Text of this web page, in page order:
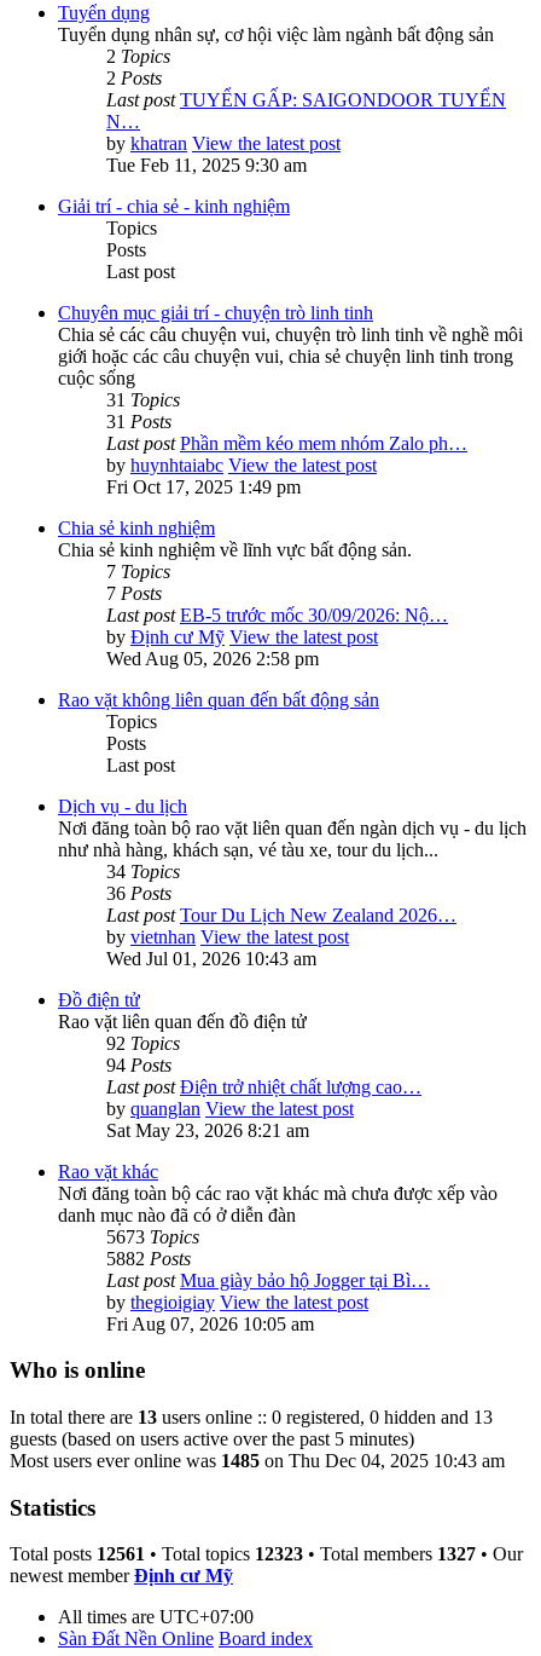
Tuyển dụng
Tuyển dụng nhân sự, cơ hội việc làm ngành bất động sản
2 Topics
2 Posts
Last post TUYỂN GẤP: SAIGONDOOR TUYỂN
N…
by khatran View the latest post
Tue Feb 11, 2025 9:30 am
Giải trí - chia sẻ - kinh nghiệm
Topics
Posts
Last post
Chuyên mục giải trí - chuyện trò linh tinh
Chia sẻ các câu chuyện vui, chuyện trò linh tinh về nghề môi
giới hoặc các câu chuyện vui, chia sẻ chuyện linh tinh trong
cuộc sống
31 Topics
31 Posts
Last post Phần mềm kéo mem nhóm Zalo ph…
by huynhtaiabc View the latest post
Fri Oct 17, 2025 1:49 pm
Chia sẻ kinh nghiệm
Chia sẻ kinh nghiệm về lĩnh vực bất động sản.
7 Topics
7 Posts
Last post EB-5 trước mốc 30/09/2026: Nộ…
by Định cư Mỹ View the latest post
Wed Aug 05, 2026 2:58 pm
Rao vặt không liên quan đến bất động sản
Topics
Posts
Last post
Dịch vụ - du lịch
Nơi đăng toàn bộ rao vặt liên quan đến ngàn dịch vụ - du lịch
như nhà hàng, khách sạn, vé tàu xe, tour du lịch...
34 Topics
36 Posts
Last post Tour Du Lịch New Zealand 2026…
by vietnhan View the latest post
Wed Jul 01, 2026 10:43 am
Đồ điện tử
Rao vặt liên quan đến đồ điện tử
92 Topics
94 Posts
Last post Điện trở nhiệt chất lượng cao…
by quanglan View the latest post
Sat May 23, 2026 8:21 am
Rao vặt khác
Nơi đăng toàn bộ các rao vặt khác mà chưa được xếp vào
danh mục nào đã có ở diễn đàn
5673 Topics
5882 Posts
Last post Mua giày bảo hộ Jogger tại Bì…
by thegioigiay View the latest post
Fri Aug 07, 2026 10:05 am
Who is online
In total there are 13 users online :: 0 registered, 0 hidden and 13
guests (based on users active over the past 5 minutes)
Most users ever online was 1485 on Thu Dec 04, 2025 10:43 am
Statistics
Total posts 12561 • Total topics 12323 • Total members 1327 • Our
newest memberĐịnh cư Mỹ
All times are UTC+07:00
Sàn Đất Nền Online Board index